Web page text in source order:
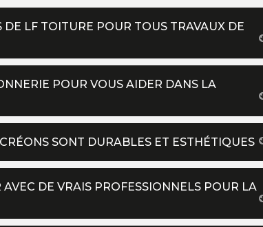
DE LF TOITURE POUR TOUS TRAVAUX DE
POUR VOUS AIDER DANS LA
SONT DURABLES ET ESTHÉTIQUES
DE VRAIS PROFESSIONNELS POUR LA